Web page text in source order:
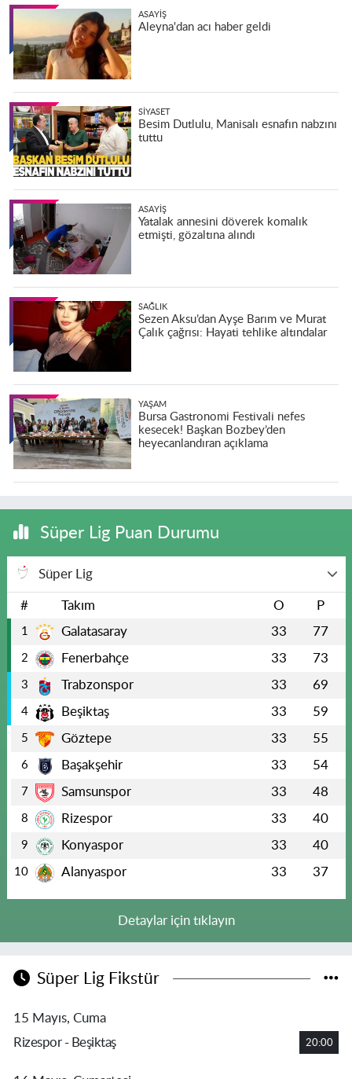
ASAYIŞ
Aleyna'dan acı haber geldi
SIYASET
Besim Dutlulu, Manisalı esnafın nabzını
tuttu
ASAYIŞ
Yatalak annesini döverek komalık
etmişti, gözaltına alındı
SAĞLIK
Sezen Aksu’dan Ayşe Barım ve Murat
Çalık çağrısı: Hayati tehlike altındalar
YAŞAM
Bursa Gastronomi Festivali nefes
kesecek! Başkan Bozbey’den
heyecanlandıran açıklama
Süper Lig Puan Durumu
Süper Lig
# Takım O P
1 Galatasaray 33 77
2 Fenerbahçe 33 73
3 Trabzonspor 33 69
4 Beşiktaş 33 59
5 Göztepe 33 55
6 Başakşehir 33 54
7 Samsunspor 33 48
8 Rizespor 33 40
9 Konyaspor 33 40
10 Alanyaspor 33 37
Detaylar için tıklayın
Süper Lig Fikstür
15 Mayıs, Cuma
Rizespor - Beşiktaş
20:00